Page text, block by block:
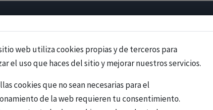
web utiliza cookies propias y de terceros para
el uso que haces del sitio y mejorar nuestros servicios.
cookies que no sean necesarias para el
de la web requieren tu consentimiento.